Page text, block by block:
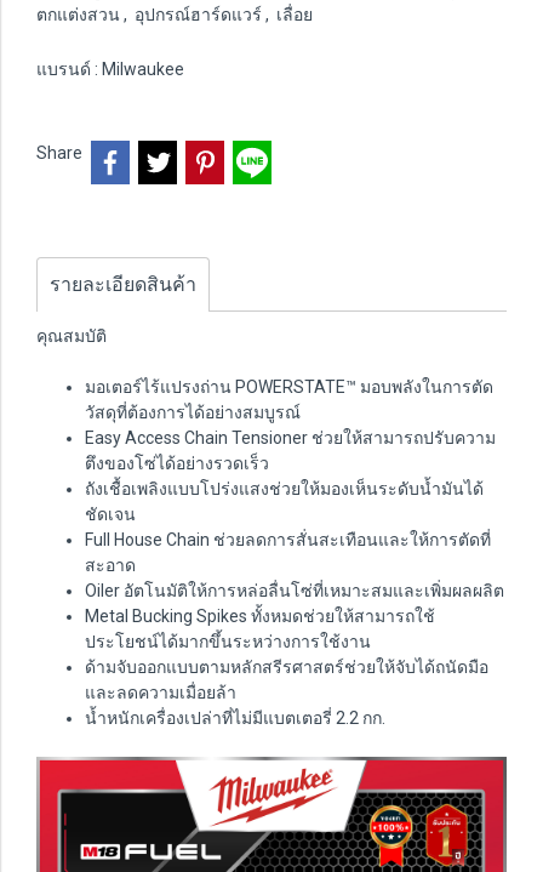
ตกแต่งสวน, อุปกรณ์ฮาร์ดแวร์ , เลื่อย
แบรนด์ : Milwaukee
Share
รายละเอียดสินค้า
คุณสมบัติ
มอเตอร์ไร้แปรงถ่าน POWERSTATE™ มอบพลังในการตัด
วัสดุที่ต้องการได้อย่างสมบูรณ์
Easy Access Chain Tensioner ช่วยให้สามารถปรับความ
ตึงของโซ่ได้อย่างรวดเร็ว
ถังเชื้อเพลิงแบบโปร่งแสงช่วยให้มองเห็นระดับน้ำมันได้
ชัดเจน
Full House Chain ช่วยลดการสั่นสะเทือนและให้การตัดที่
สะอาด
Oiler อัตโนมัติให้การหล่อลื่นโซ่ที่เหมาะสมและเพิ่มผลผลิต
Metal Bucking Spikes ทั้งหมดช่วยให้สามารถใช้
ประโยชน์ได้มากขึ้นระหว่างการใช้งาน
ด้ามจับออกแบบตามหลักสรีรศาสตร์ช่วยให้จับได้ถนัดมือ
และลดความเมื่อยล้า
น้ำหนักเครื่องเปล่าที่ไม่มีแบตเตอรี่ 2.2 กก.